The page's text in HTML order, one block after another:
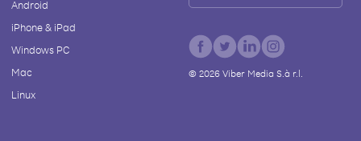
Android
iPhone & iPad
Windows PC
Mac
Linux
© 2026Viber Media S.à r.l.